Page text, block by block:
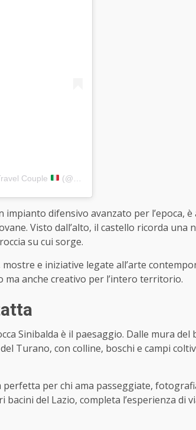
Couple (@viaggiosenzascalo)
difensivo avanzato per l’epoca,
Visto dall’alto, il castello ricorda una
su cui sorge.
e iniziative legate all’arte
anche creativo per l’intero territorio.
Sinibalda è il paesaggio. Dalle mura del
Turano, con colline, boschi e campi
perfetta per chi ama passeggiate,
del Lazio, completa l’esperienza di